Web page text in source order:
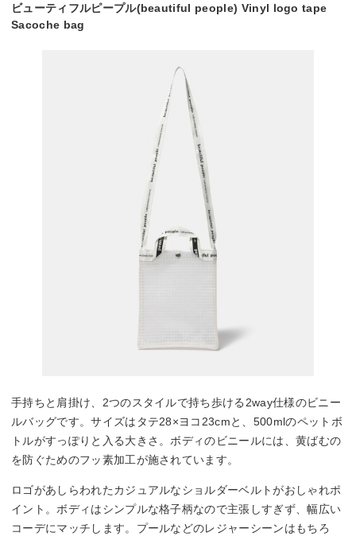
ビューティフルピープル(beautiful people) Vinyl logo tape
Sacoche bag
手持ちと肩掛け、2つのスタイルで持ち歩ける2way仕様のビニー
ルバッグです。サイズはタテ28×ヨコ23cmと、500mlのペットボ
トルがすっぽりと入る大きさ。ボディのビニールには、黄ばむの
を防ぐためのフッ素加工が施されています。
ロゴがあしらわれたカジュアルなショルダーベルトがおしゃれポ
イント。ボディはシンプルな格子柄なので主張しすぎず、幅広い
コーデにマッチします。プールなどのレジャーシーンはもちろ